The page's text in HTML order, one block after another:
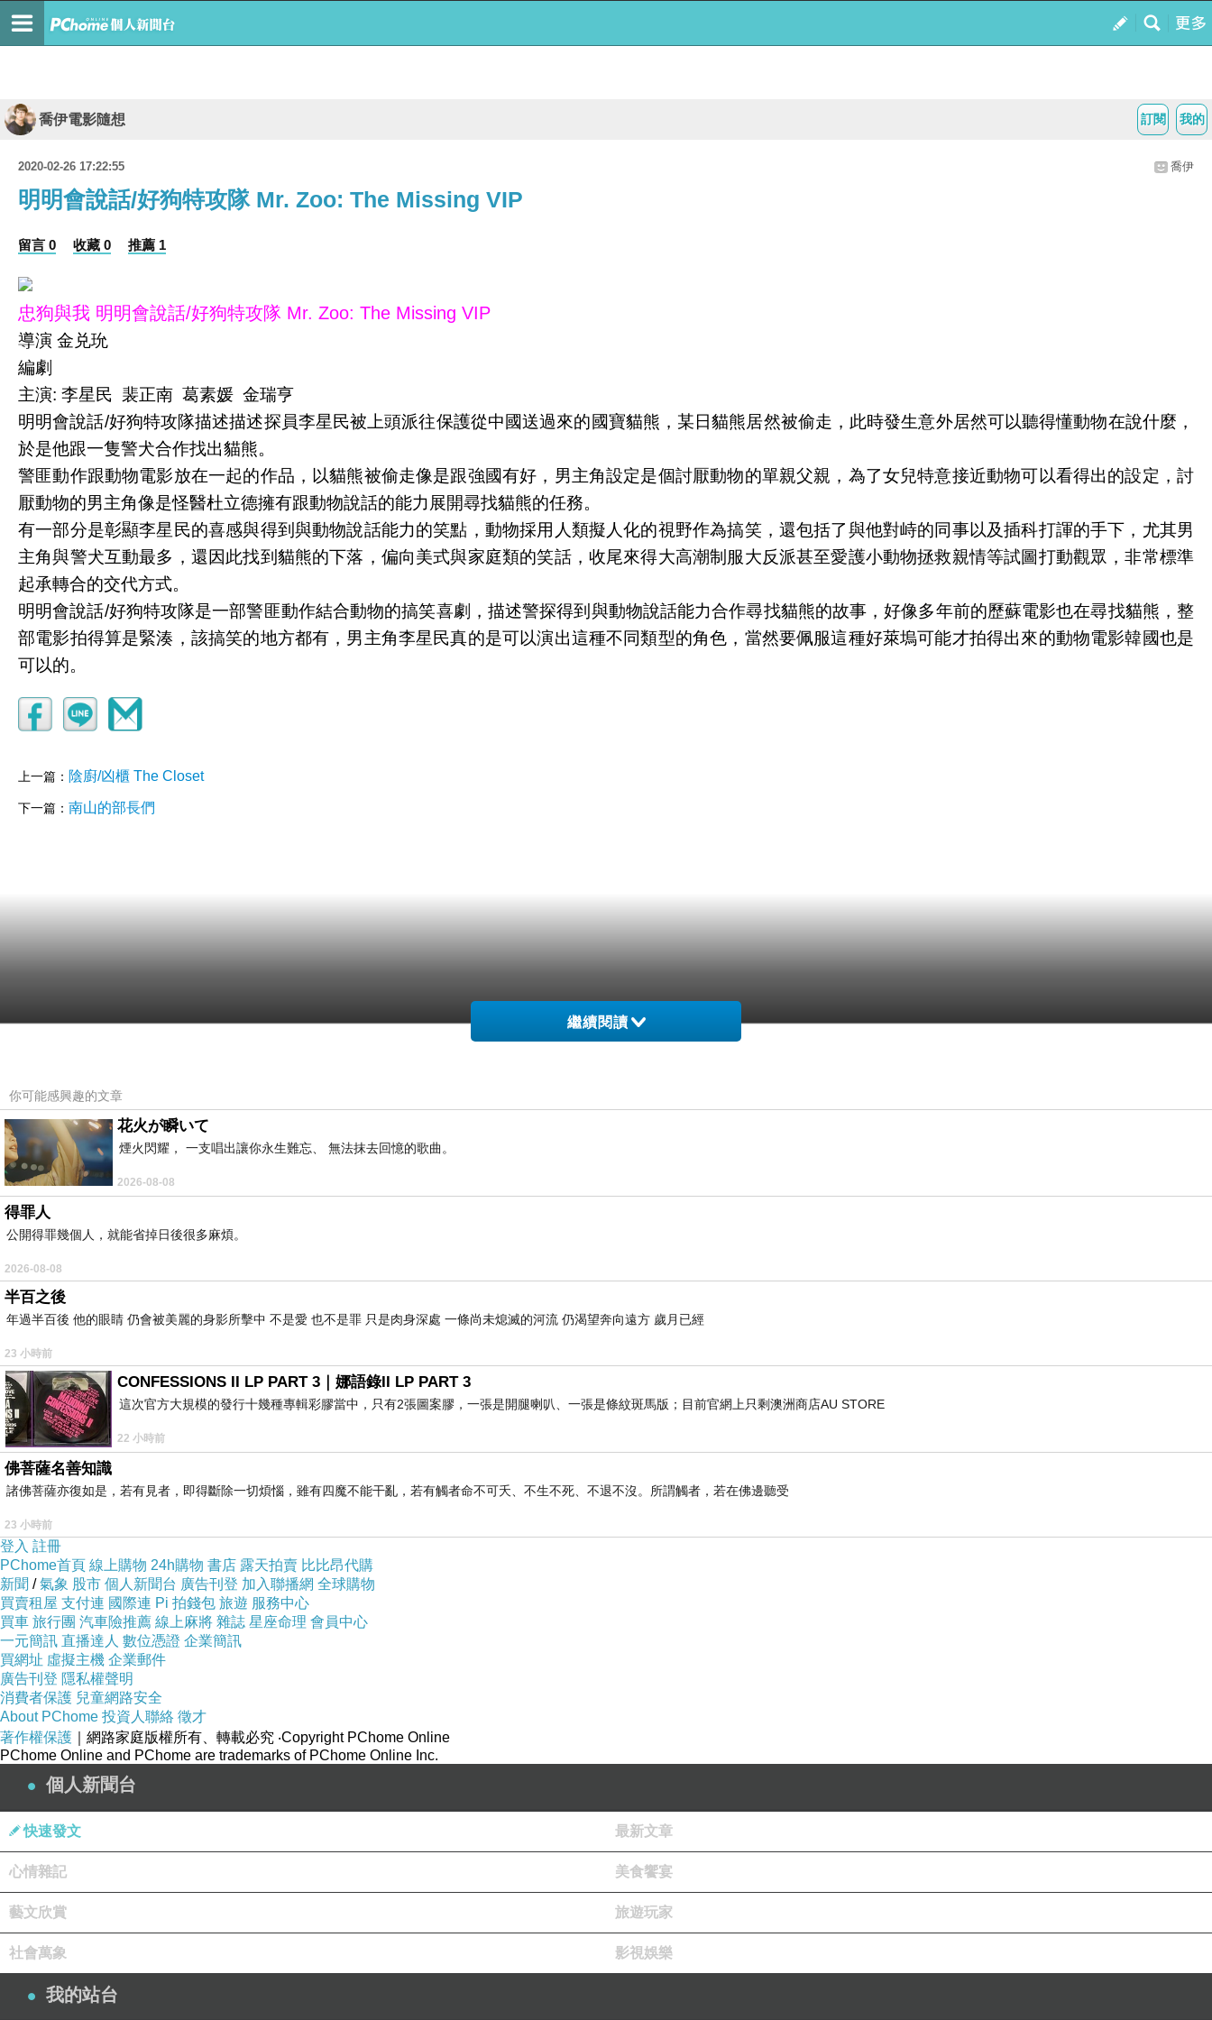
我的
訂閱
喬伊電影隨想
2020-02-26 17:22:55 喬伊
明明會說話/好狗特攻隊 Mr. Zoo: The Missing VIP
留言 0 收藏 0 推薦 1
忠狗與我 明明會說話/好狗特攻隊 Mr. Zoo: The Missing VIP
導演 金兑玧
編劇
主演: 李星民 裴正南 葛素媛 金瑞亨
明明會說話/好狗特攻隊描述描述探員李星民被上頭派往保護從中國送過來的國寶貓熊，某日貓熊居然被偷走，此時發生意外居然可以聽得懂動物在說什麼，
於是他跟一隻警犬合作找出貓熊。
警匪動作跟動物電影放在一起的作品，以貓熊被偷走像是跟強國有好，男主角設定是個討厭動物的單親父親，為了女兒特意接近動物可以看得出的設定，討
厭動物的男主角像是怪醫杜立德擁有跟動物說話的能力展開尋找貓熊的任務。
有一部分是彰顯李星民的喜感與得到與動物說話能力的笑點，動物採用人類擬人化的視野作為搞笑，還包括了與他對峙的同事以及插科打諢的手下，尤其男
主角與警犬互動最多，還因此找到貓熊的下落，偏向美式與家庭類的笑話，收尾來得大高潮制服大反派甚至愛護小動物拯救親情等試圖打動觀眾，非常標準
起承轉合的交代方式。
明明會說話/好狗特攻隊是一部警匪動作結合動物的搞笑喜劇，描述警探得到與動物說話能力合作尋找貓熊的故事，好像多年前的歷蘇電影也在尋找貓熊，整
部電影拍得算是緊湊，該搞笑的地方都有，男主角李星民真的是可以演出這種不同類型的角色，當然要佩服這種好萊塢可能才拍得出來的動物電影韓國也是
可以的。
上一篇： 陰廚/凶櫃 The Closet
下一篇： 南山的部長們
繼續閱讀
你可能感興趣的文章
花火が瞬いて
煙火閃耀， 一支唱出讓你永生難忘、 無法抹去回憶的歌曲。
2026-08-08
得罪人
公開得罪幾個人，就能省掉日後很多麻煩。
2026-08-08
半百之後
年過半百後 他的眼睛 仍會被美麗的身影所擊中 不是愛 也不是罪 只是肉身深處 一條尚未熄滅的河流 仍渴望奔向遠方 歲月已經
23 小時前
CONFESSIONS II LP PART 3｜娜語錄II LP PART 3
這次官方大規模的發行十幾種專輯彩膠當中，只有2張圖案膠，一張是開腿喇叭、一張是條紋斑馬版；目前官網上只剩澳洲商店AU STORE
22 小時前
佛菩薩名善知識
諸佛菩薩亦復如是，若有見者，即得斷除一切煩惱，雖有四魔不能干亂，若有觸者命不可夭、不生不死、不退不沒。所謂觸者，若在佛邊聽受
23 小時前
登入 註冊
PChome首頁 線上購物 24h購物 書店 露天拍賣 比比昂代購
新聞 /氣象 股市 個人新聞台 廣告刊登 加入聯播網 全球購物
買賣租屋 支付連 國際連 Pi 拍錢包 旅遊 服務中心
買車 旅行團 汽車險推薦 線上麻將 雜誌 星座命理 會員中心
一元簡訊 直播達人 數位憑證 企業簡訊
買網址 虛擬主機 企業郵件
廣告刊登 隱私權聲明
消費者保護 兒童網路安全
About PChome 投資人聯絡 徵才
著作權保護 ｜網路家庭版權所有、轉載必究 ‧Copyright PChome Online
PChome Online and PChome are trademarks of PChome Online Inc.
個人新聞台
快速發文 最新文章
心情雜記 美食饗宴
藝文欣賞 旅遊玩家
社會萬象 影視娛樂
我的站台